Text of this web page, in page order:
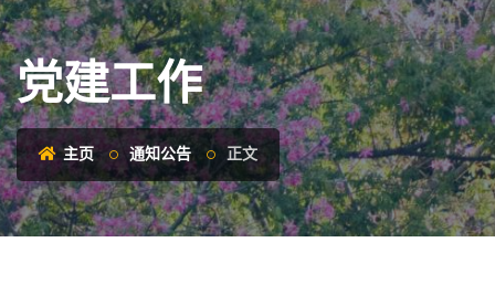
党建工作
主页 通知公告 正文